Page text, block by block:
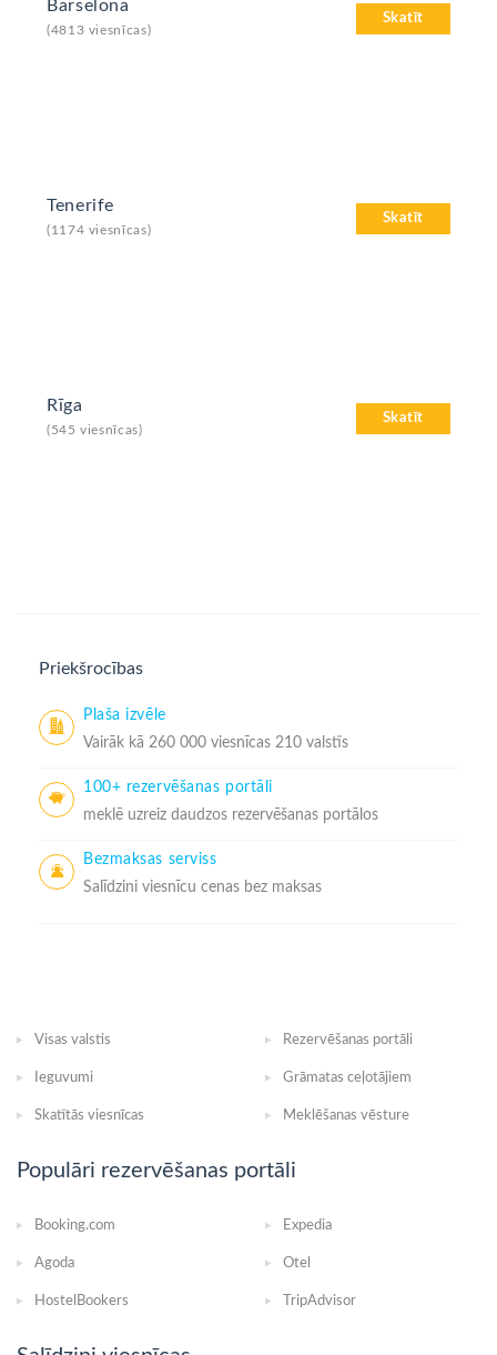
Skatīt
Barselona
(4813 viesnīcas)
Skatīt
Tenerife
(1174 viesnīcas)
Skatīt
Rīga
(545 viesnīcas)
Priekšrocības
Plaša izvēle
Vairāk kā 260 000 viesnīcas 210 valstīs
100+ rezervēšanas portāli
meklē uzreiz daudzos rezervēšanas portālos
Bezmaksas serviss
Salīdzini viesnīcu cenas bez maksas
Visas valstis Rezervēšanas portāli
Ieguvumi Grāmatas ceļotājiem
Skatītās viesnīcas Meklēšanas vēsture
Populāri rezervēšanas portāli
Booking.com Expedia
Agoda Otel
HostelBookers TripAdvisor